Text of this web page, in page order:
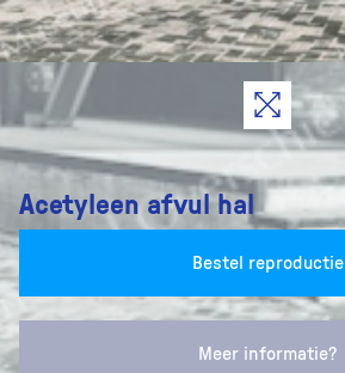
Acetyleen afvul hal
Bestel reproductie
Meer informatie?